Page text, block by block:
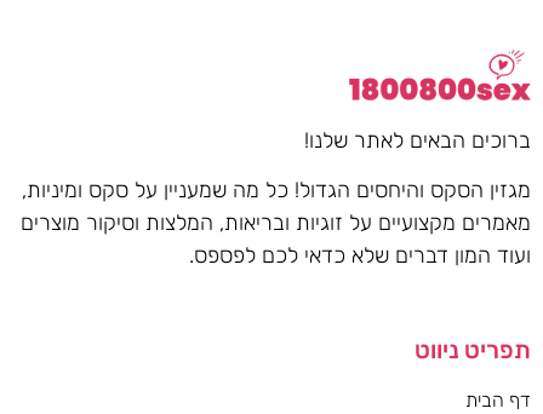
ברוכים הבאים לאתר שלנו!
מגזין הסקס והיחסים הגדול! כל מה שמעניין על סקס ומיניות,
מאמרים מקצועיים על זוגיות ובריאות, המלצות וסיקור מוצרים
ועוד המון דברים שלא כדאי לכם לפספס.
תפריט ניווט
דף הבית